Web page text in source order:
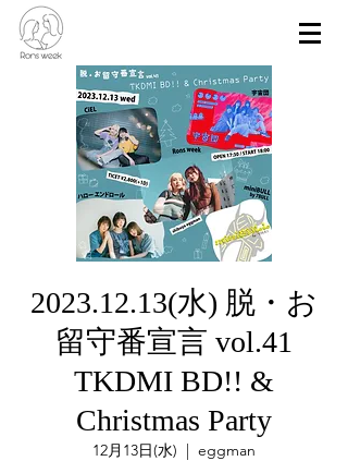
2023.12.13(水) 脱・お
留守番宣言 vol.41
TKDMI BD!! &
Christmas Party
12月13日(水)
  |
eggman